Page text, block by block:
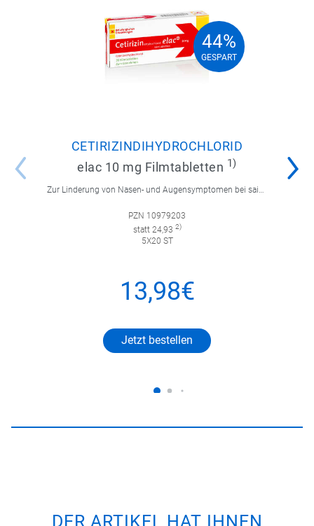
44%
GESPART
44%
GESPART
CETIRIZINDIHYDROCHLORID
elac 10 mg Filmtabletten 1)
PZN 10979203
statt 24,93 2)
5X20 ST
13,98€
Jetzt bestellen
DER ARTIKEL HAT IHNEN